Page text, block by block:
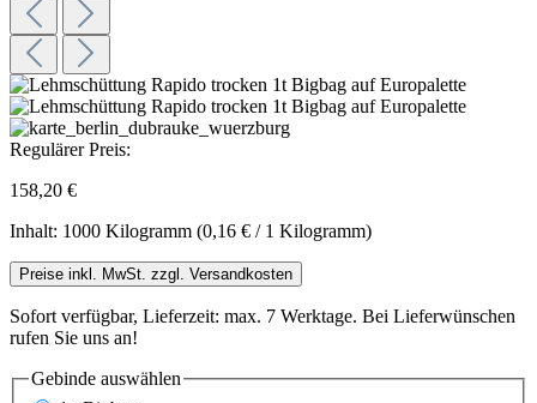
Regulärer Preis:
158,20 €
Inhalt: 1000 Kilogramm (0,16 € / 1 Kilogramm)
Preise inkl. MwSt. zzgl. Versandkosten
Sofort verfügbar, Lieferzeit: max. 7 Werktage. Bei Lieferwünschen
rufen Sie uns an!
Gebinde auswählen